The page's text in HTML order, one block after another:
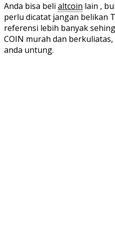
Anda bisa beli altcoin lain ,
perlu dicatat jangan belikan
referensi lebih banyak
COIN murah dan
anda untung.